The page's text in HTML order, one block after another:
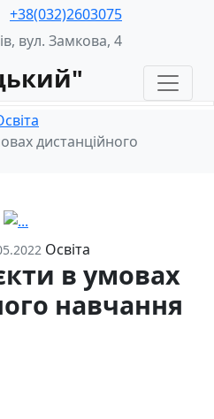
+38(032)2603075
вул. Замкова, 4
дистанційного
Освіта
в умовах
навчання